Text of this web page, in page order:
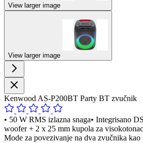
View larger image
View larger image
Kenwood AS-P200BT Party BT zvučnik
• 50 W RMS izlazna snaga• Integrisano
woofer + 2 x 25 mm kupola za
Mode za povezivanje na dva zvučnika kao